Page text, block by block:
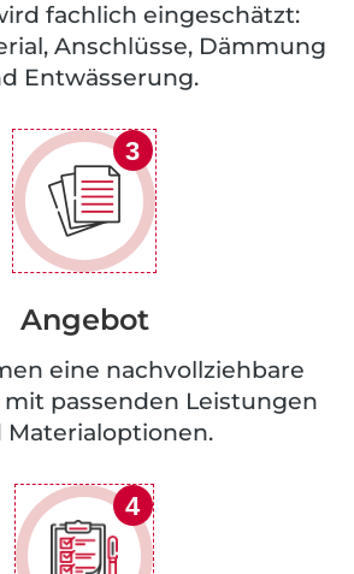
fachlich eingeschätzt:
Anschlüsse, Dämmung
Entwässerung.
3
Angebot
eine nachvollziehbare
passenden Leistungen
Materialoptionen.
4